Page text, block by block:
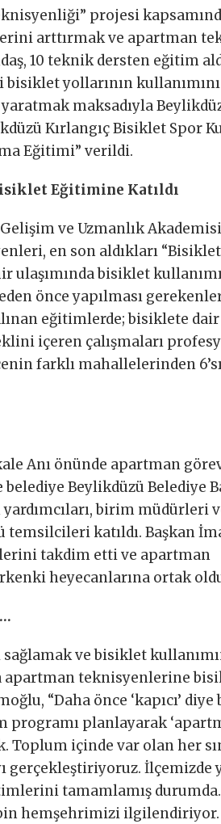
projesi
arttırmak ve apartman
10 teknik dersten eğitim
yollarının kullanımını
maksadıyla
Kırlangıç Bisiklet Spor
Eğitimi” verildi.
Eğitimine Katıldı
ve Uzmanlık
en son aldıkları “Bisiklet
ulaşımında bisiklet
önce yapılması
eğitimlerde; bisiklete
içeren çalışmaları
farklı mahallelerinden
Anı önünde apartman
Beylikdüzü Belediye
birim müdürleri
temsilcileri katıldı. Başkan
takdim etti ve apartman
heyecanlarına ortak
ve bisiklet
apartman teknisyenlerine
“Daha önce ‘kapıcı’ diye
programı planlayarak
içinde var olan her
gerçekleştiriyoruz. İlçemizde
tamamlamış durumda.
hemşehrimizi ilgilendiriyor.